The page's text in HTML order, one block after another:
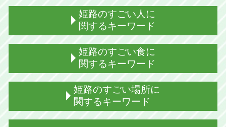
姫路のすごい人に
関するキーワード
姫路出身 格闘家
姫路出身 プロ野球選手
姫路出身 演歌歌手
姫路出身 バンド
姫路出身 アーティスト
姫路のすごい食に
関するキーワード
姫路 タンメン
姫路おでん
姫路 どろ焼とは 味
姫路のすごい場所に
関するキーワード